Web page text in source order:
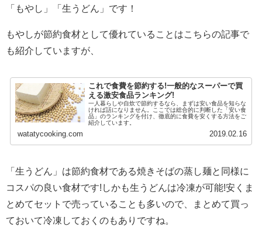
「もやし」「生うどん」です！
もやしが節約食材として優れていることはこちらの記事で
も紹介していますが、
これで食費を節約する!一般的なスーパーで買
える激安食品ランキング!
一人暮らしや自炊で節約するなら、まずは安い食品を知らな
ければ話になりません。ここでは総合的に判断した「安い食
品」のランキングを付け、徹底的に食費を安くする方法をご
紹介しています。
watatycooking.com 2019.02.16
「生うどん」は節約食材である焼きそばの蒸し麺と同様に
コスパの良い食材です!しかも生うどんは冷凍が可能!安くま
とめてセットで売っていることも多いので、まとめて買っ
ておいて冷凍しておくのもありですね。